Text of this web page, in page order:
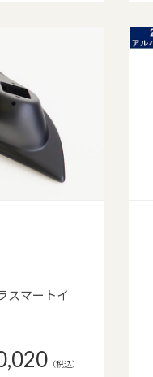
スマートイ
（税込）